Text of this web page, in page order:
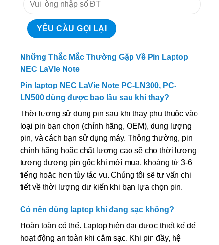
Những Thắc Mắc Thường Gặp Về Pin Laptop
NEC LaVie Note
Pin laptop NEC LaVie Note PC-LN300, PC-
LN500 dùng được bao lâu sau khi thay?
Thời lượng sử dụng pin sau khi thay phụ thuộc vào
loại pin bạn chọn (chính hãng, OEM), dung lượng
pin, và cách bạn sử dụng máy. Thông thường, pin
chính hãng hoặc chất lượng cao sẽ cho thời lượng
tương đương pin gốc khi mới mua, khoảng từ 3-6
tiếng hoặc hơn tùy tác vụ. Chúng tôi sẽ tư vấn chi
tiết về thời lượng dự kiến khi bạn lựa chọn pin.
Có nên dùng laptop khi đang sạc không?
Hoàn toàn có thể. Laptop hiện đại được thiết kế để
hoạt động an toàn khi cắm sạc. Khi pin đầy, hệ